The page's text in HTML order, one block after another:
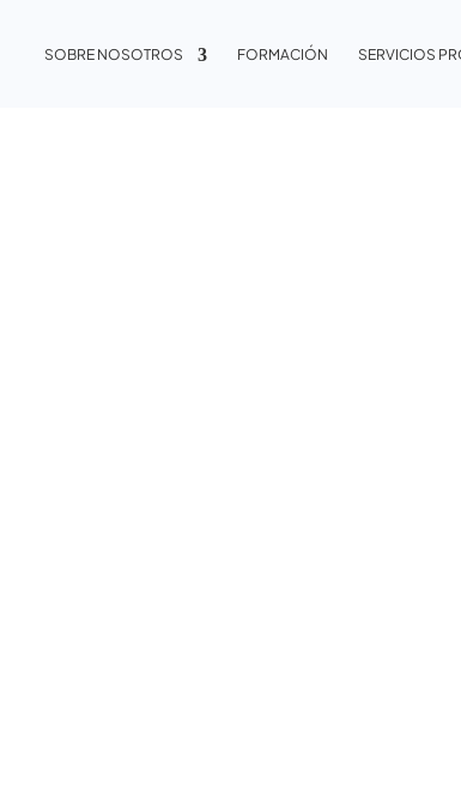
SOBRE NOSOTROS FORMACIÓN SERVICIOS